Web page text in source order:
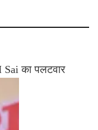
Sai का पलटवार